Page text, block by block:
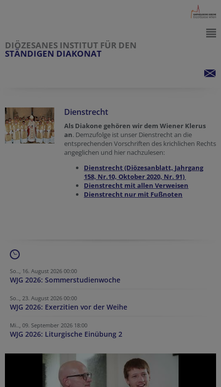
DIÖZESANES INSTITUT FÜR DEN
STÄNDIGEN DIAKONAT
Dienstrecht
Als Diakone gehören wir dem Wiener Klerus
an. Demzufolge ist unser Dienstrecht an die
entsprechenden Vorschriften des krichlichen Rechts
angeglichen und hier nachzulesen:
Dienstrecht (Diözesanblatt, Jahrgang
158, Nr.10, Oktober 2020, Nr. 91)
Dienstrecht mit allen Verweisen
Dienstrecht nur mit Fußnoten
So.., 16. August 2026 00:00
WJG 2026: Sommerstudienwoche
So.., 23. August 2026 00:00
WJG 2026: Exerzitien vor der Weihe
Mi.., 09. September 2026 18:00
WJG 2026: Liturgische Einübung 2